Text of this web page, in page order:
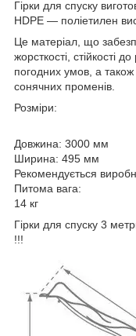
Гірки для спуску
HDPE ― поліетилен
Це матеріал, що
жорсткості, стійкості
погодних умов, а
сонячних променів.
Розміри:
Довжина: 3000 мм
Ширина: 495 мм
Рекомендується
Питома вага:
14 кг
Гірки для спуску 3
!!!